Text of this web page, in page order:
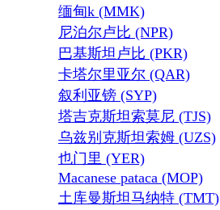
缅甸k (MMK)
尼泊尔卢比 (NPR)
巴基斯坦卢比 (PKR)
卡塔尔里亚尔 (QAR)
叙利亚镑 (SYP)
塔吉克斯坦索莫尼 (TJS)
乌兹别克斯坦索姆 (UZS)
也门里 (YER)
Macanese pataca (MOP)
土库曼斯坦马纳特 (TMT)